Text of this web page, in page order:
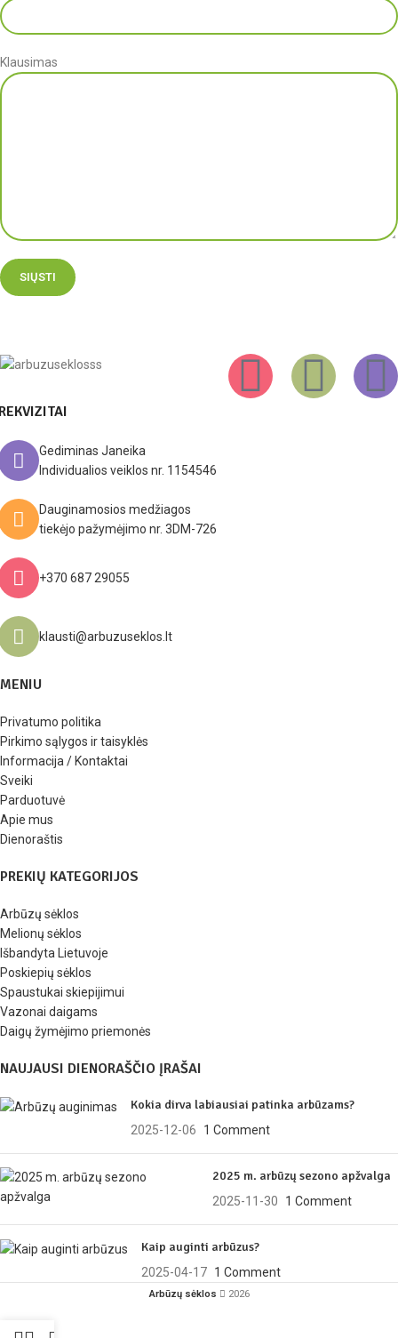
Klausimas
Gediminas Janeika
Individualios veiklos nr. 1154546
Dauginamosios medžiagos
tiekėjo pažymėjimo nr. 3DM-726
+370 687 29055
klausti@arbuzuseklos.lt
MENIU
Privatumo politika
Pirkimo sąlygos ir taisyklės
Informacija / Kontaktai
Sveiki
Parduotuvė
Apie mus
Dienoraštis
PREKIŲ KATEGORIJOS
Arbūzų sėklos
Melionų sėklos
Išbandyta Lietuvoje
Poskiepių sėklos
Spaustukai skiepijimui
Vazonai daigams
Daigų žymėjimo priemonės
NAUJAUSI DIENORAŠČIO ĮRAŠAI
Kokia dirva labiausiai patinka arbūzams?
2025-12-06 1 Comment
2025 m. arbūzų sezono apžvalga
2025-11-30 1 Comment
Kaip auginti arbūzus?
2025-04-17 1 Comment
Arbūzų sėklos 2026